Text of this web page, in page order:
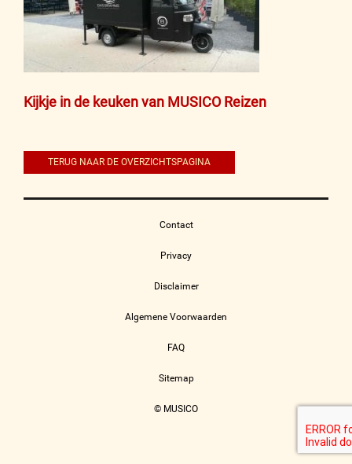
Bericht
Kijkje in de keuken van MUSICO Reizen
TERUG NAAR DE OVERZICHTSPAGINA
Contact
Privacy
Disclaimer
Algemene Voorwaarden
FAQ
Sitemap
© MUSICO